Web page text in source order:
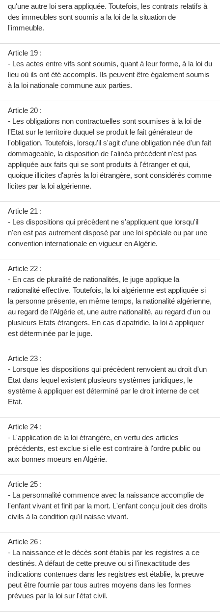
qu'une autre loi sera appliquée. Toutefois, les contrats relatifs à
des immeubles sont soumis a la loi de la situation de
l'immeuble.
Article 19 :
- Les actes entre vifs sont soumis, quant à leur forme, à la loi du
lieu où ils ont été accomplis. Ils peuvent être également soumis
à la loi nationale commune aux parties.
Article 20 :
- Les obligations non contractuelles sont soumises à la loi de
l'Etat sur le territoire duquel se produit le fait générateur de
l'obligation. Toutefois, lorsqu'il s'agit d'une obligation née d'un fait
dommageable, la disposition de l'alinéa précédent n'est pas
appliquée aux faits qui se sont produits à l'étranger et qui,
quoique illicites d'après la loi étrangère, sont considérés comme
licites par la loi algérienne.
Article 21 :
- Les dispositions qui précèdent ne s'appliquent que lorsqu'il
n'en est pas autrement disposé par une loi spéciale ou par une
convention internationale en vigueur en Algérie.
Article 22 :
- En cas de pluralité de nationalités, le juge applique la
nationalité effective. Toutefois, la loi algérienne est appliquée si
la personne présente, en même temps, la nationalité algérienne,
au regard de l'Algérie et, une autre nationalité, au regard d'un ou
plusieurs Etats étrangers. En cas d'apatridie, la loi à appliquer
est déterminée par le juge.
Article 23 :
- Lorsque les dispositions qui précèdent renvoient au droit d'un
Etat dans lequel existent plusieurs systèmes juridiques, le
système à appliquer est déterminé par le droit interne de cet
Etat.
Article 24 :
- L'application de la loi étrangère, en vertu des articles
précédents, est exclue si elle est contraire à l'ordre public ou
aux bonnes moeurs en Algérie.
Article 25 :
- La personnalité commence avec la naissance accomplie de
l'enfant vivant et finit par la mort. L'enfant conçu jouit des droits
civils à la condition qu'il naisse vivant.
Article 26 :
- La naissance et le décès sont établis par les registres a ce
destinés. A défaut de cette preuve ou si l'inexactitude des
indications contenues dans les registres est établie, la preuve
peut être fournie par tous autres moyens dans les formes
prévues par la loi sur l'état civil.